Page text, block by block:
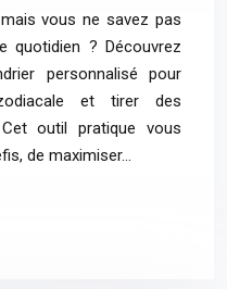
vous ne savez pas
quotidien ? Découvrez
personnalisé pour
et tirer des
outil pratique vous
de maximiser…